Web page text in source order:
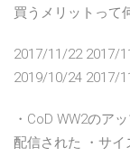
買うメリットって
2017/11/22 2017/
2019/10/24 2017/
・CoD WW2のア
配信された ・サ